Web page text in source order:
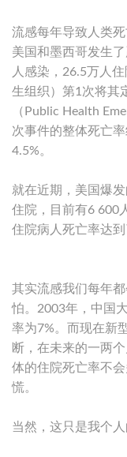
流感每年导致人类
美国和墨西哥发生
人感染，26.5万人
生组织）第1次将其
（Public Health
次事件的整体死亡
4.5%。
就在近期，美国爆
住院，目前有6 600
住院病人死亡率达到
其实流感我们每年
怕。2003年，中国
率为7%。而现在新
断，在未来的一两
体的住院死亡率不
慌。
当然，这只是我个